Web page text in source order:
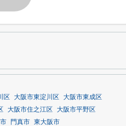
区 大阪市東淀川区
大阪市東成区
大阪市住之江区
大阪市平野区
門真市 東大阪市